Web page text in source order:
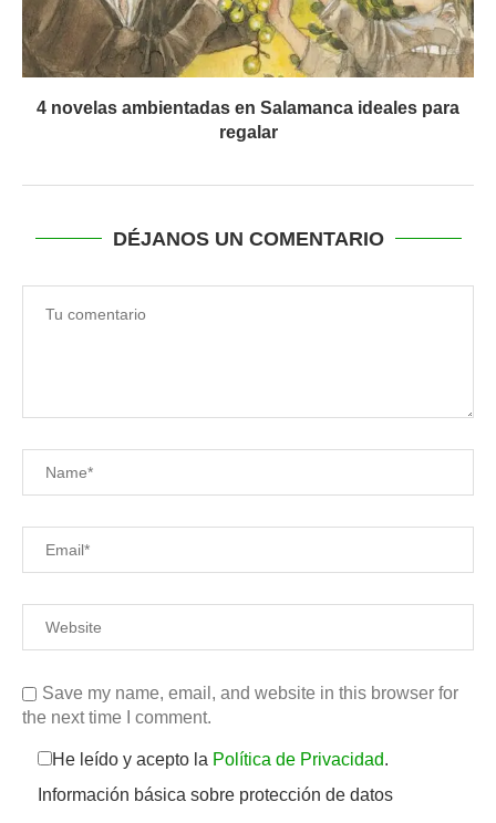
4 novelas ambientadas en Salamanca ideales para
regalar
DÉJANOS UN COMENTARIO
Save my name, email, and website in this browser for
the next time I comment.
He leído y acepto la Política de Privacidad.
Información básica sobre protección de datos